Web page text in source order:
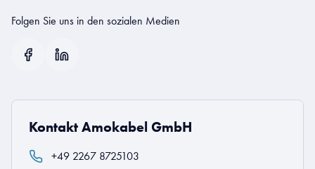
Folgen Sie uns in den sozialen Medien
Kontakt Amokabel GmbH
+49 2267 8725103